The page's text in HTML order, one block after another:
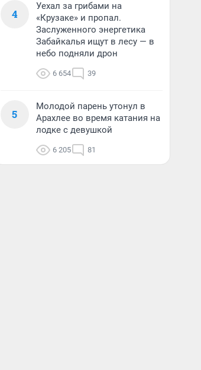
4
Уехал за грибами на
«Крузаке» и пропал.
Заслуженного энергетика
Забайкалья ищут в лесу — в
небо подняли дрон
6 654 39
5
Молодой парень утонул в
Арахлее во время катания на
лодке с девушкой
6 205 81